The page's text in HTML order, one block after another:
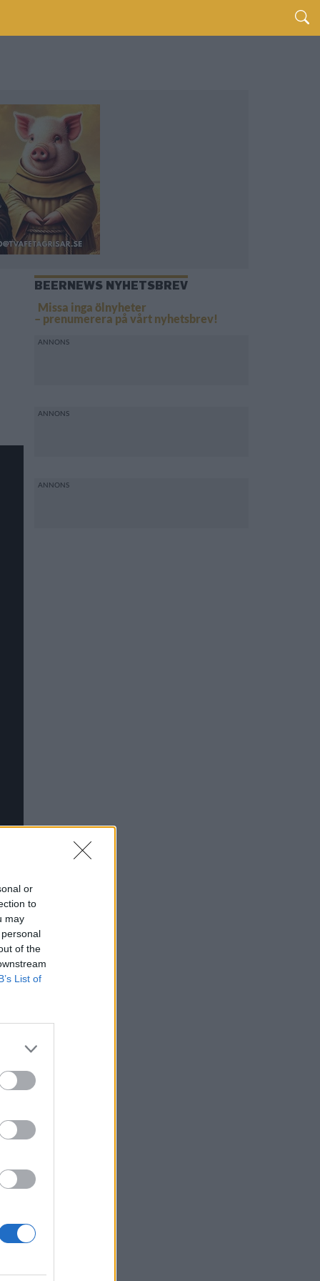
or
to
may
of the
List of
BEERNEWS NYHETSBREV
Missa inga ölnyheter
– prenumerera på vårt nyhetsbrev!